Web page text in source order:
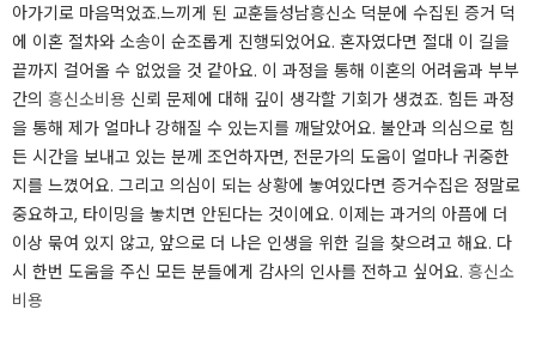
아가기로 마음먹었죠.​느끼게 된 교훈들성남흥신소 덕분에 수집된 증거 덕
에 이혼 절차와 소송이 순조롭게 진행되었어요. 혼자였다면 절대 이 길을
끝까지 걸어올 수 없었을 것 같아요. 이 과정을 통해 이혼의 어려움과 부부
간의 흥신소비용 신뢰 문제에 대해 깊이 생각할 기회가 생겼죠. 힘든 과정
을 통해 제가 얼마나 강해질 수 있는지를 깨달았어요. ​불안과 의심으로 힘
든 시간을 보내고 있는 분께 조언하자면, 전문가의 도움이 얼마나 귀중한
지를 느꼈어요. 그리고 의심이 되는 상황에 놓여있다면 증거수집은 정말로
중요하고, 타이밍을 놓치면 안된다는 것이에요. 이제는 과거의 아픔에 더
이상 묶여 있지 않고, 앞으로 더 나은 인생을 위한 길을 찾으려고 해요. 다
시 한번 도움을 주신 모든 분들에게 감사의 인사를 전하고 싶어요. 흥신소
비용